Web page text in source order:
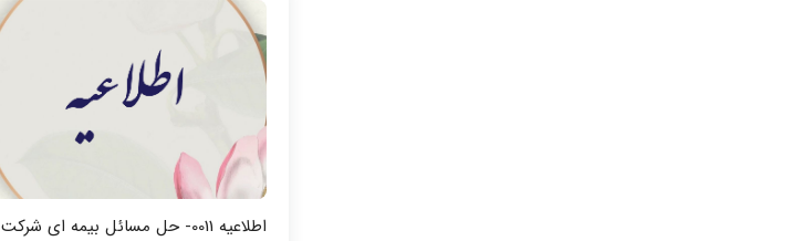
اطلاعیه 0011- حل مسائل بیمه ای شرکت